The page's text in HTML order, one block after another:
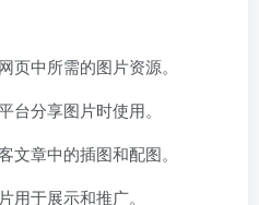
页中所需的图片资源。
台分享图片时使用。
文章中的插图和配图。
用于展示和推广。